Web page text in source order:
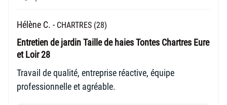
Hélène C. - CHARTRES (28)
Entretien de jardin Taille de haies Tontes Chartres Eure
et Loir 28
Travail de qualité, entreprise réactive, équipe
professionnelle et agréable.